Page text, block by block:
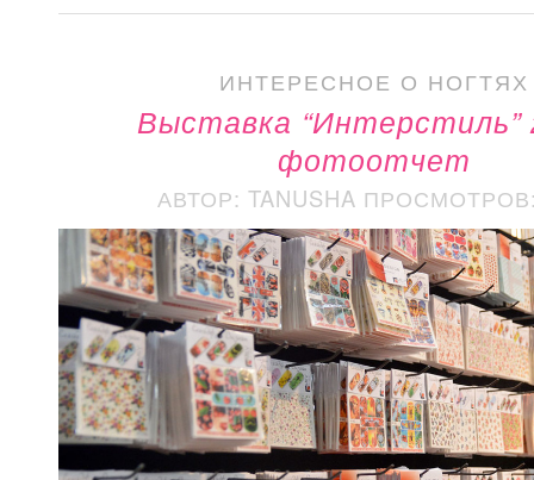
ИНТЕРЕСНОЕ О НОГТЯХ
Выставка “Интерстиль”
фотоотчет
АВТОР: TANUSHA